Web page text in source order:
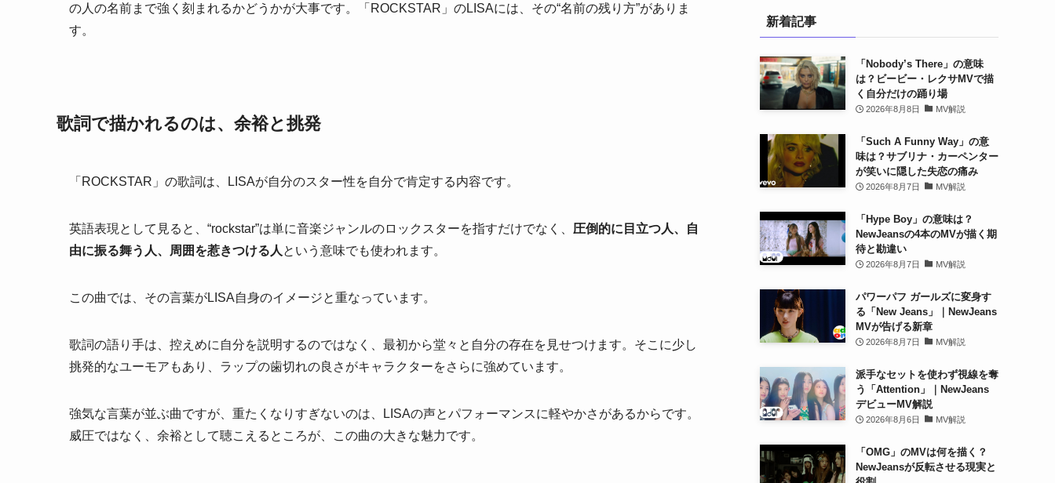
の人の名前まで強く刻まれるかどうかが大事です。「ROCKSTAR」のLISAには、その“名前の残り方”がありま
す。
歌詞で描かれるのは、余裕と挑発
「ROCKSTAR」の歌詞は、LISAが自分のスター性を自分で肯定する内容です。
英語表現として見ると、“rockstar”は単に音楽ジャンルのロックスターを指すだけでなく、 圧倒的に目立つ人、自
由に振る舞う人、周囲を惹きつける人 という意味でも使われます。
この曲では、その言葉がLISA自身のイメージと重なっています。
歌詞の語り手は、控えめに自分を説明するのではなく、最初から堂々と自分の存在を見せつけます。そこに少し
挑発的なユーモアもあり、ラップの歯切れの良さがキャラクターをさらに強めています。
強気な言葉が並ぶ曲ですが、重たくなりすぎないのは、LISAの声とパフォーマンスに軽やかさがあるからです。
威圧ではなく、余裕として聴こえるところが、この曲の大きな魅力です。
新着記事
「Nobody’s There」の意味
は？ビービー・レクサMVで描
く自分だけの踊り場
2026年8月8日 MV解説
「Such A Funny Way」の意
味は？サブリナ・カーペンター
が笑いに隠した失恋の痛み
2026年8月7日 MV解説
「Hype Boy」の意味は？
NewJeansの4本のMVが描く期
待と勘違い
2026年8月7日 MV解説
パワーパフ ガールズに変身す
る「New Jeans」｜NewJeans
MVが告げる新章
2026年8月7日 MV解説
派手なセットを使わず視線を奪
う「Attention」｜NewJeans
デビューMV解説
2026年8月6日 MV解説
「OMG」のMVは何を描く？
NewJeansが反転させる現実と